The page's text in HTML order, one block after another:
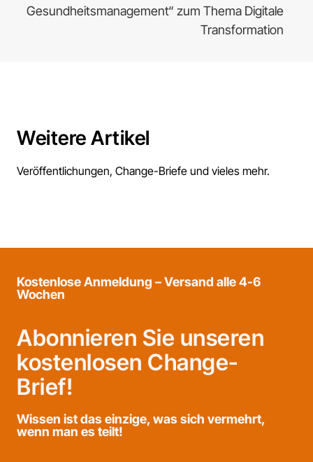
Gesundheitsmanagement“ zum Thema Digitale
Transformation
Weitere Artikel
Veröffentlichungen, Change-Briefe und vieles mehr.
Kostenlose Anmeldung – Versand alle 4-6
Wochen
Abonnieren Sie unseren
kostenlosen Change-
Brief!
Wissen ist das einzige, was sich vermehrt,
wenn man es teilt!